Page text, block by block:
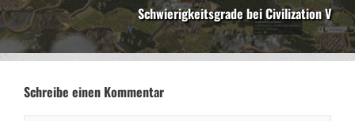
Schwierigkeitsgrade bei Civilization V
Schreibe einen Kommentar